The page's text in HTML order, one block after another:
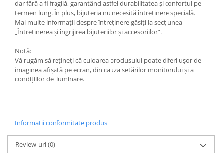
Ambalaj cu ceară de albine pentru
alimente
Șervețel ecologic pentru sandiș
Săculeț pentru ronțăieli
Dischete cosmetice
Capac textil pentru vase și farfurii
Prosop de bucătărie "NU-hârtie"
legume
Card cadou
Accesorii tricotate
dar fără a fi fragilă, garantând astfel durabilitatea și confortul pe
termen lung. În plus, bijuteria nu necesită întreținere specială.
Mai multe informații despre întreținere găsiți la secțiunea
„Întreținerea și îngrijirea bijuteriilor și accesoriilor”.
Notă:
Vă rugăm să rețineți că culoarea produsului poate diferi ușor de
imaginea afișată pe ecran, din cauza setărilor monitorului și a
condițiilor de iluminare.
Informatii conformitate produs
Review-uri(0)